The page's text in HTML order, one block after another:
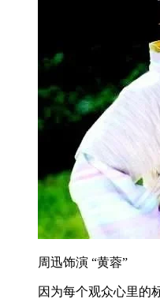
周迅饰演 “黄蓉”
因为每个观众心里的